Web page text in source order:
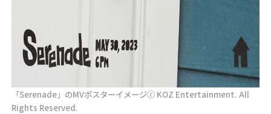
「Serenade」のMVポスターイメージⓒ KOZ Entertainment. All
Rights Reserved.